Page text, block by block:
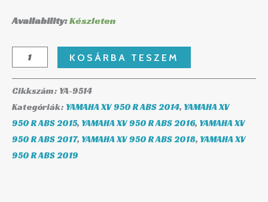
Availability:Készleten
KOSÁRBA TESZEM
Cikkszám: YA-9514
Kategóriák: YAMAHA XV 950 R ABS 2014, YAMAHA XV
950 R ABS 2015, YAMAHA XV 950 R ABS 2016, YAMAHA XV
950 R ABS 2017, YAMAHA XV 950 R ABS 2018, YAMAHA XV
950 R ABS 2019